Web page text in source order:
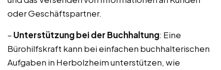
oder Geschäftspartner.
– Unterstützung bei der Buchhaltung: Eine
Bürohilfskraft kann bei einfachen buchhalterischen
Aufgaben in Herbolzheim unterstützen, wie